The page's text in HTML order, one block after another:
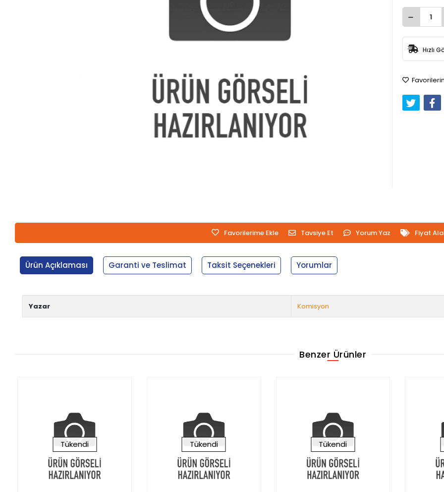
Hızlı
Favorilerime Ekle Tavsiye Et Yorum Yaz Fiyat
Ürün Açıklaması Garanti ve Teslimat Taksit Seçenekleri Yorumlar
Yazar Komisyon
Benzer Ürünler
Tükendi Tükendi Tükendi